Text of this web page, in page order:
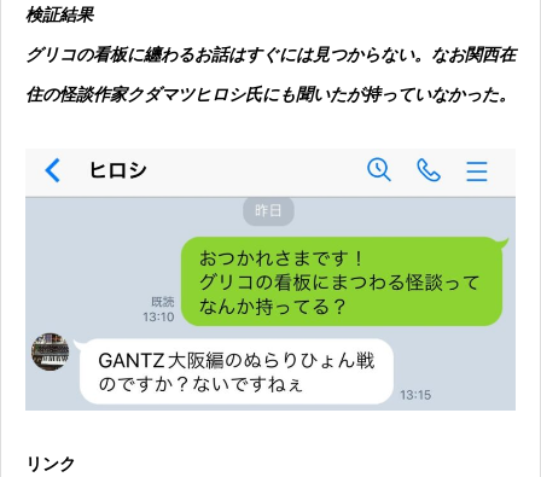
検証結果
グリコの看板に纏わるお話はすぐには見つからない。なお関西在
住の怪談作家クダマツヒロシ氏にも聞いたが持っていなかった。
リンク